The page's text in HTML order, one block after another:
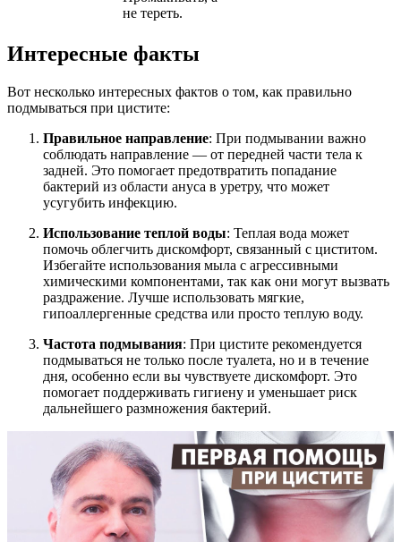
не тереть.
Интересные факты
Вот несколько интересных фактов о том, как правильно
подмываться при цистите:
Правильное направление: При подмывании важно
соблюдать направление — от передней части тела к
задней. Это помогает предотвратить попадание
бактерий из области ануса в уретру, что может
усугубить инфекцию.
Использование теплой воды: Теплая вода может
помочь облегчить дискомфорт, связанный с циститом.
Избегайте использования мыла с агрессивными
химическими компонентами, так как они могут вызвать
раздражение. Лучше использовать мягкие,
гипоаллергенные средства или просто теплую воду.
Частота подмывания: При цистите рекомендуется
подмываться не только после туалета, но и в течение
дня, особенно если вы чувствуете дискомфорт. Это
помогает поддерживать гигиену и уменьшает риск
дальнейшего размножения бактерий.